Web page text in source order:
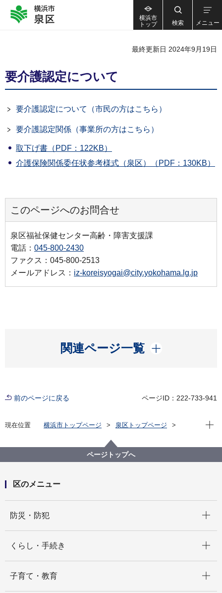
横浜市
トップ
検索 メニュー
最終更新日 2024年9月19日
要介護認定について
要介護認定について（市民の方はこちら）
要介護認定関係（事業所の方はこちら）
取下げ書（PDF：122KB）
介護保険関係委任状参考様式（泉区）（PDF：130KB）
このページへのお問合せ
泉区福祉保健センター高齢・障害支援課
電話： 045-800-2430
ファクス：045-800-2513
メールアドレス： iz-koreisyogai@city.yokohama.lg.jp
関連ページ一覧
開く
前のページに戻る ページID：222-733-941
現在位置 横浜市トップページ
泉区トップページ
介護保険
要介護認定について
現在
ページトップへ
区のメニュー
防災・防犯
くらし・手続き
子育て・教育